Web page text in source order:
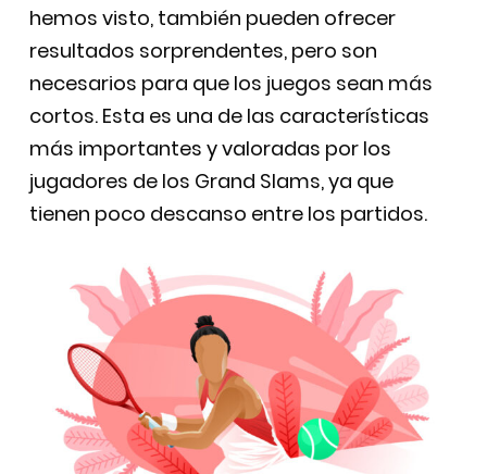
hemos visto, también pueden ofrecer
resultados sorprendentes, pero son
necesarios para que los juegos sean más
cortos. Esta es una de las características
más importantes y valoradas por los
jugadores de los Grand Slams, ya que
tienen poco descanso entre los partidos.